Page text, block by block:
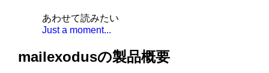
あわせて読みたい
Just a moment...
mailexodusの製品概要